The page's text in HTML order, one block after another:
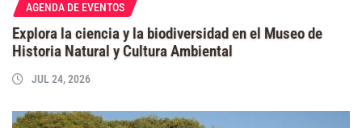
AGENDA DE EVENTOS
Explora la ciencia y la biodiversidad en el Museo de
Historia Natural y Cultura Ambiental
JUL 24, 2026